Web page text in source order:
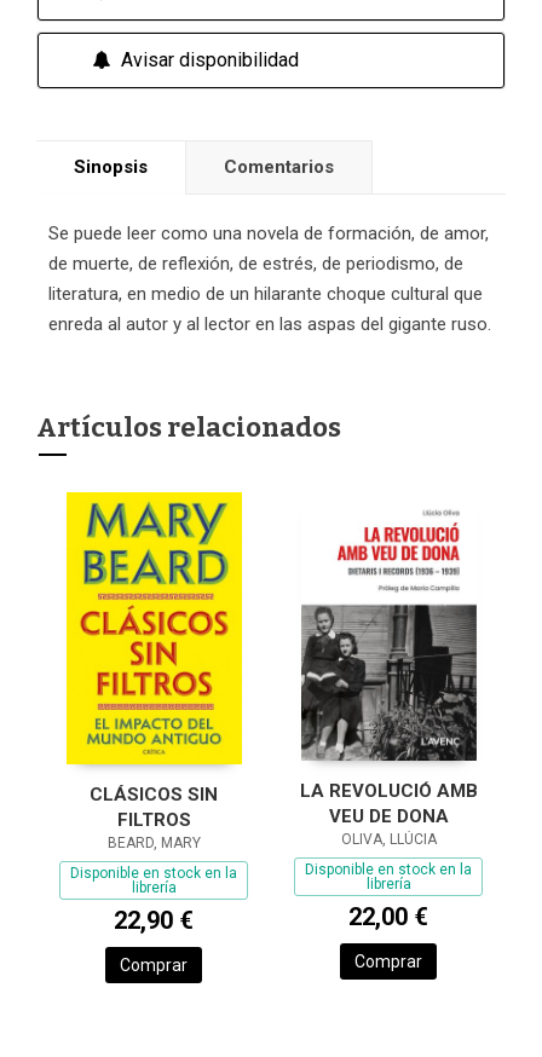
Avisar disponibilidad
Sinopsis Comentarios
Se puede leer como una novela de formación, de amor,
de muerte, de reflexión, de estrés, de periodismo, de
literatura, en medio de un hilarante choque cultural que
enreda al autor y al lector en las aspas del gigante ruso.
Artículos relacionados
CLÁSICOS SIN
FILTROS
BEARD, MARY
Disponible en stock en la
librería
22,90 €
Comprar
LA REVOLUCIÓ AMB
VEU DE DONA
OLIVA, LLÚCIA
Disponible en stock en la
librería
22,00 €
Comprar